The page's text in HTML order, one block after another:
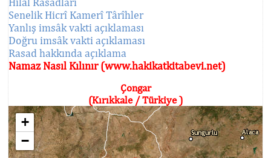
Senelik Hicrî Kamerî Târîhler
Yanlış imsâk vakti açıklaması
Doğru imsâk vakti açıklaması
Rasad hakkında açıklama
Namaz Nasıl Kılınır (www.hakikatkitabevi.net)
Çongar
(Kırıkkale / Türkiye )
+
−